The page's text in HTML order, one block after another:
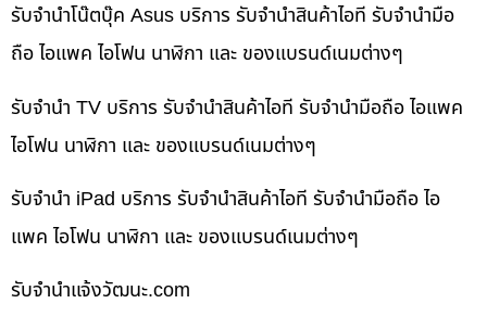
รับจำนำโน๊ตบุ๊ค Asus บริการ รับจำนำสินค้าไอที รับจำนำมือ
ถือ ไอแพค ไอโฟน นาฬิกา และ ของแบรนด์เนมต่างๆ
รับจำนำ TV บริการ รับจำนำสินค้าไอที รับจำนำมือถือ ไอแพค
ไอโฟน นาฬิกา และ ของแบรนด์เนมต่างๆ
รับจำนำ iPad บริการ รับจำนำสินค้าไอที รับจำนำมือถือ ไอ
แพค ไอโฟน นาฬิกา และ ของแบรนด์เนมต่างๆ
รับจํานําแจ้งวัฒนะ.com